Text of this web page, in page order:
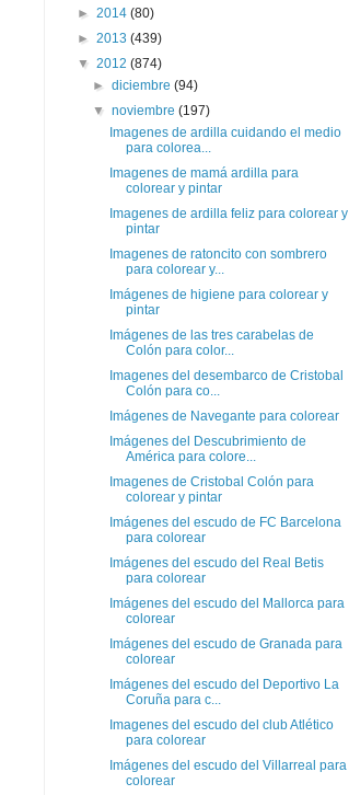
► 2014 (80)
► 2013 (439)
▼ 2012 (874)
►diciembre(94)
▼noviembre(197)
Imagenes de ardilla cuidando el medio
para colorea...
Imagenes de mamá ardilla para
colorear y pintar
Imagenes de ardilla feliz para colorear y
pintar
Imagenes de ratoncito con sombrero
para colorear y...
Imágenes de higiene para colorear y
pintar
Imágenes de las tres carabelas de
Colón para color...
Imagenes del desembarco de Cristobal
Colón para co...
Imágenes de Navegante para colorear
Imágenes del Descubrimiento de
América para colore...
Imagenes de Cristobal Colón para
colorear y pintar
Imágenes del escudo de FC Barcelona
para colorear
Imágenes del escudo del Real Betis
para colorear
Imágenes del escudo del Mallorca para
colorear
Imágenes del escudo de Granada para
colorear
Imágenes del escudo del Deportivo La
Coruña para c...
Imagenes del escudo del club Atlético
para colorear
Imágenes del escudo del Villarreal para
colorear